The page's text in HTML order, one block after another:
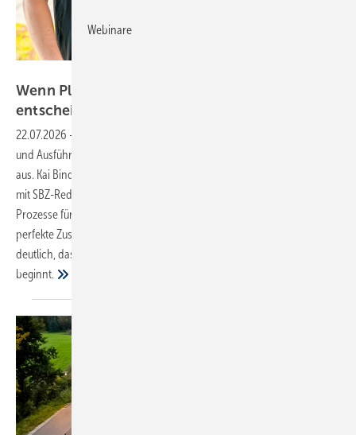
Wenn Planung und Umsetzung über Effizienz
entscheiden
22.07.2026 -
und Ausführung und bereits kleine Fehler wirken sich auf die Effizienz
aus. Kai Binder, Systemplaner bei Ritter Energie, erläutert im ­Gespräch
mit SBZ-Redakteurin Katrin Drogatz-Krämer, welche Daten und
Prozesse für eine optimale Auslegung maßgeblich sind und wie das
perfekte Zusammenspiel aller Komponenten gelingt. Dabei wird
deutlich, dass die eigentliche Feinarbeit erst mit der Inbetriebnahme
beginnt.
Webinare